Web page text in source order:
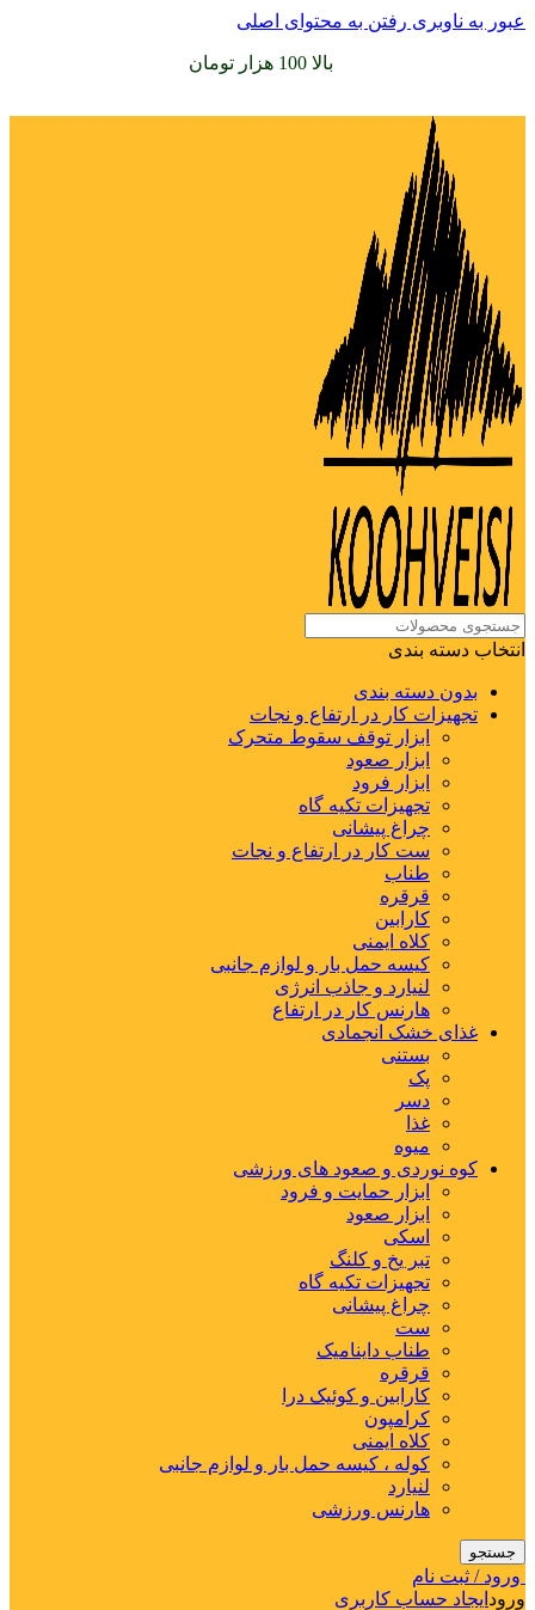
عبور به ناوبری رفتن به محتوای اصلی
بالا 100 هزار تومان
انتخاب دسته بندی
بدون دسته بندی
تجهیزات کار در ارتفاع و نجات
ابزار توقف سقوط متحرک
ابزار صعود
ابزار فرود
تجهیزات تکیه گاه
چراغ پیشانی
ست کار در ارتفاع و نجات
طناب
قرقره
کارابین
کلاه ایمنی
کیسه حمل بار و لوازم جانبی
لنیارد و جاذب انرژی
هارنس کار در ارتفاع
غذای خشک انجمادی
بستنی
پک
دسر
غذا
میوه
کوه نوردی و صعود های ورزشی
ابزار حمایت و فرود
ابزار صعود
اسکی
تبر یخ و کلنگ
تجهیزات تکیه گاه
چراغ پیشانی
ست
طناب داینامیک
قرقره
کارابین و کوئیک درا
کرامپون
کلاه ایمنی
کوله ، کیسه حمل بار و لوازم جانبی
لنیارد
هارنس ورزشی
جستجو
ورود / ثبت نام
ورود ایجاد حساب کاربری